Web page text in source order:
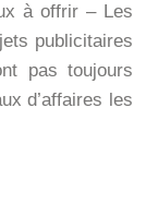
à offrir – Les
publicitaires
pas toujours
d’affaires les